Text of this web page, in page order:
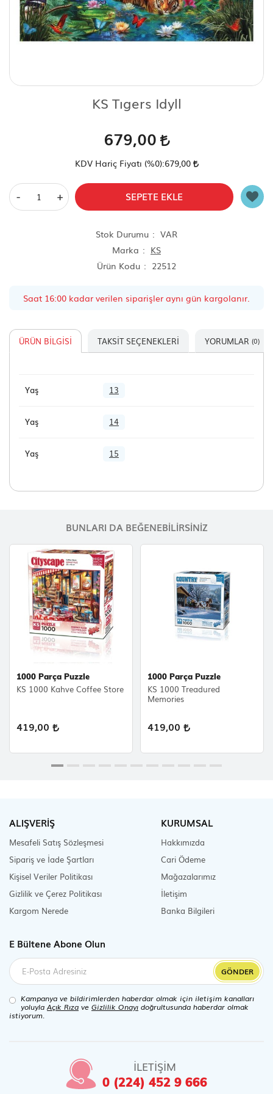
Scooter Çeşitleri
KS Tıgers Idyll
679,00
KDV Hariç Fiyatı (%0):679,00
- + SEPETE EKLE
Stok Durumu
VAR
Marka
KS
Ürün Kodu
22512
Saat 16:00 kadar verilen siparişler aynı gün kargolanır.
ÜRÜN BILGISI TAKSIT SEÇENEKLERI YORUMLAR (0)
Yaş 13
Yaş 14
Yaş 15
BUNLARI DA BEĞENEBILIRSINIZ
1000 Parça Puzzle
KS 1000 Kahve Coffee Store
419,00
1000 Parça Puzzle
KS 1000 Treadured
Memories
419,00
ALIŞVERİŞ
Mesafeli Satış Sözleşmesi
Sipariş ve İade Şartları
Kişisel Veriler Politikası
Gizlilik ve Çerez Politikası
Kargom Nerede
KURUMSAL
Hakkımızda
Cari Ödeme
Mağazalarımız
İletişim
Banka Bilgileri
E Bültene Abone Olun
GÖNDER
Kampanya ve bildirimlerden haberdar olmak için iletişim kanalları
yoluylaAçık Rıza ve Gizlilik Onayı doğrultusunda haberdar olmak
istiyorum.
İLETİŞİM
0 (224) 452 9 666